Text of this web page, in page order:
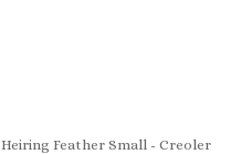
Heiring Feather Small - Creoler